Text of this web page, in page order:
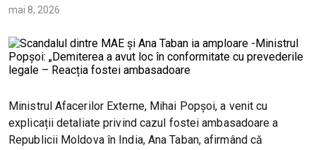
mai 8, 2026
Ministrul Afacerilor Externe, Mihai Popșoi, a venit cu
explicații detaliate privind cazul fostei ambasadoare a
Republicii Moldova în India, Ana Taban, afirmând că